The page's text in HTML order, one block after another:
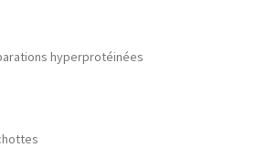
hyperprotéinées